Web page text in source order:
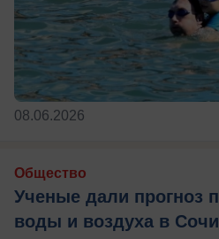
08.06.2026
Общество
Ученые дали прогноз
воды и воздуха в Сочи